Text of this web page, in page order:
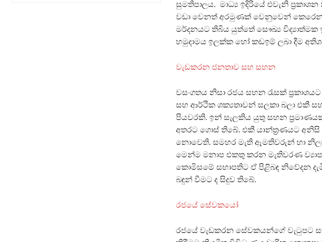
සුමතිපාලය. මාධ්‍ය ඉදිරියේ එවැනි
වඩා වෙනත් අරමුණක් වෙනුවෙන් කෙරෙන
මර්දනයට තිබිය යුත්තේ සෞඛ්‍ය
හමුදාමය ඉලක්ක හෝ කඩඉම් ලබා දීම
වැඩකරන ජනතාව සහ සහන
වසංගතය නිසා රජය සහන රැසක්
සහ ආර්ථික ශක්‍යතාවන් සලකා බලා එකී
පියවරකි. ඉන් සැලකිය යුතු සහන
අතරට ගොස් තිබේ. එකී යාන්ත‍්‍රණයට අනිසි
නොවෙති. සමහර මැති ඇමතිවරුන් හා
මෙන්ම මනාප එකතු කරන මැතිවරණ
කොමිසමේ සභාපතිට ඒ පිළිබඳ නිවේදන
බඳුන් වීමට ද සිදුව තිබේ.
රජයේ සේවකයෝ
රජයේ වැඩකරන සේවකයන්ගේ වැටුපට